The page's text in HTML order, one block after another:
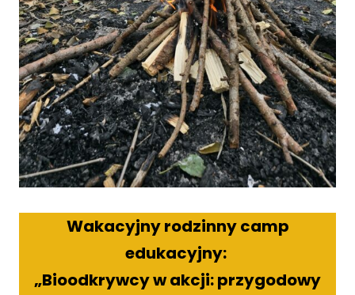
Wakacyjny rodzinny camp
edukacyjny:
„Bioodkrywcy w akcji: przygodowy